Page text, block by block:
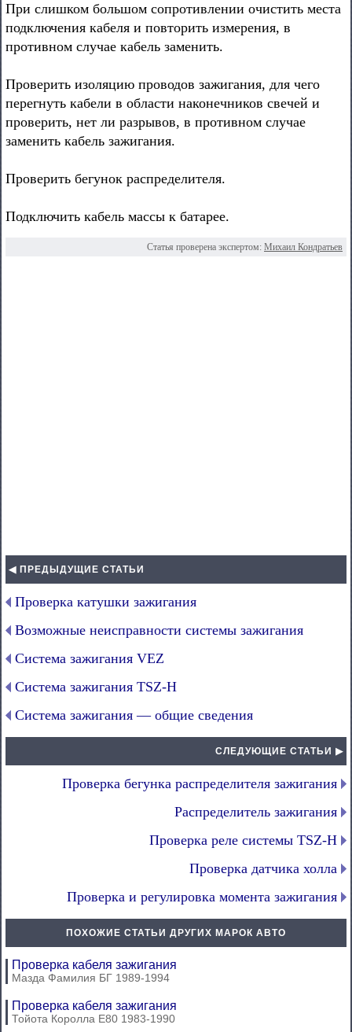
При слишком большом сопротивлении очистить места
подключения кабеля и повторить измерения, в
противном случае кабель заменить.
Проверить изоляцию проводов зажигания, для чего
перегнуть кабели в области наконечников свечей и
проверить, нет ли разрывов, в противном случае
заменить кабель зажигания.
Проверить бегунок распределителя.
Подключить кабель массы к батарее.
Статья проверена экспертом: Михаил Кондратьев
◀ ПРЕДЫДУЩИЕ СТАТЬИ
Проверка катушки зажигания
Возможные неисправности системы зажигания
Система зажигания VEZ
Система зажигания TSZ-H
Система зажигания — общие сведения
СЛЕДУЮЩИЕ СТАТЬИ ▶
Проверка бегунка распределителя зажигания
Распределитель зажигания
Проверка реле системы TSZ-H
Проверка датчика холла
Проверка и регулировка момента зажигания
ПОХОЖИЕ СТАТЬИ ДРУГИХ МАРОК АВТО
Проверка кабеля зажигания
Мазда Фамилия БГ 1989-1994
Проверка кабеля зажигания
Тойота Королла Е80 1983-1990